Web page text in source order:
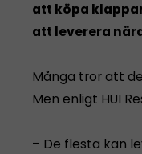
att köpa
att leverera
Många tror att
Men enligt HUI
– De flesta kan